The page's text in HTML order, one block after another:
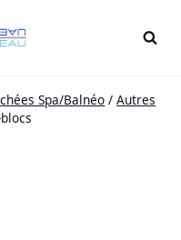
Spa/Balnéo / Autres